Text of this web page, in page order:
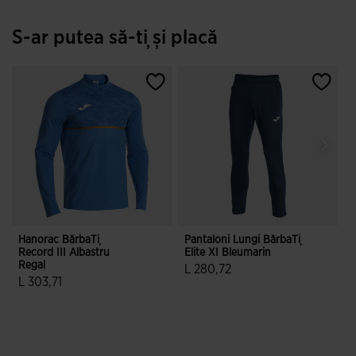
S-ar putea să-ți și placă
Hanorac BărbaȚi
Record III Albastru
Regal
L 303,71
Pantaloni Lungi BărbaȚi
Elite XI Bleumarin
L 280,72